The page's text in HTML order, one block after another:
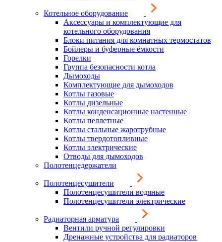
Котельное оборудование
Аксессуары и комплектующие для
котельного оборудования
Блоки питания для комнатных термостатов
Бойлеры и буферные ёмкости
Горелки
Группа безопасности котла
Дымоходы
Комплектующие для дымоходов
Котлы газовые
Котлы дизельные
Котлы конденсационные настенные
Котлы пеллетные
Котлы стальные жаротрубные
Котлы твердотопливные
Котлы электрические
Отводы для дымоходов
Полотенцедержатели
Полотенцесушители
Полотенцесушители водяные
Полотенцесушители электрические
Радиаторная арматура
Вентили ручной регулировки
Дренажные устройства для радиаторов